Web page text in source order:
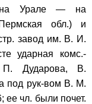
на Урале — на
обл.) и
завод им. В. И.
ударная комс.-
П. Дударова, В.
под рук-вом В. М.
ее чл. были почет.